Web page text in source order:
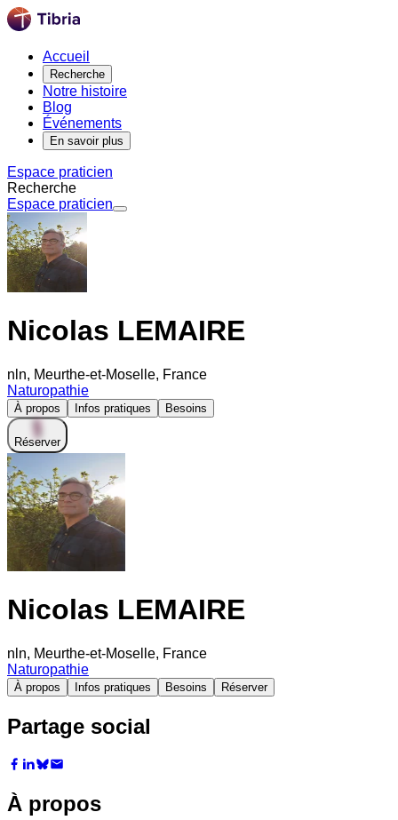
Accueil
Recherche
Notre histoire
Blog
Événements
En savoir plus
Espace praticien
Recherche
Espace praticien
Nicolas LEMAIRE
nln, Meurthe-et-Moselle, France
Naturopathie
À propos Infos pratiques Besoins
Réserver
Nicolas LEMAIRE
nln, Meurthe-et-Moselle, France
Naturopathie
À propos Infos pratiques Besoins Réserver
Partage social
À propos